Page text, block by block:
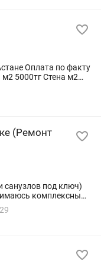
Оплата по факту
5000тг Стена м2
(Ремонт
санузлов под ключ)
комплексным
организую весь